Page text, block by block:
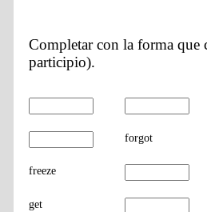
Completar con la forma
participio).
forgot
freeze
get